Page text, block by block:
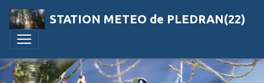
STATION METEO de PLEDRAN(22)